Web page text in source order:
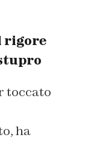
rigore
toccato
ha